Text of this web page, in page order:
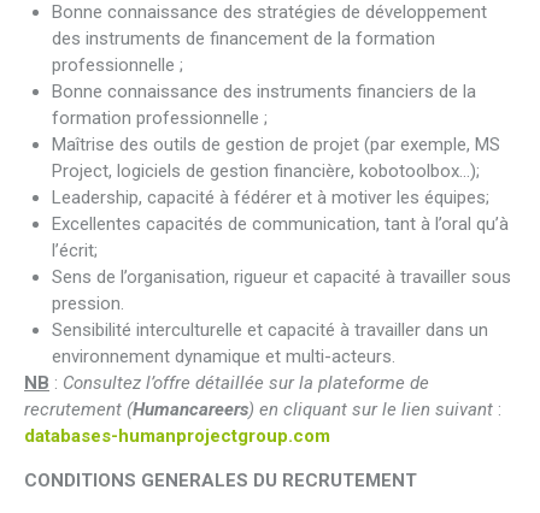
Bonne connaissance des stratégies de développement
des instruments de financement de la formation
professionnelle ;
Bonne connaissance des instruments financiers de la
formation professionnelle ;
Maîtrise des outils de gestion de projet (par exemple, MS
Project, logiciels de gestion financière, kobotoolbox…);
Leadership, capacité à fédérer et à motiver les équipes;
Excellentes capacités de communication, tant à l’oral qu’à
l’écrit;
Sens de l’organisation, rigueur et capacité à travailler sous
pression.
Sensibilité interculturelle et capacité à travailler dans un
environnement dynamique et multi-acteurs.
NB : Consultez l’offre détaillée sur la plateforme de
recrutement (Humancareers) en cliquant sur le lien suivant :
databases-humanprojectgroup.com
CONDITIONS GENERALES DU RECRUTEMENT